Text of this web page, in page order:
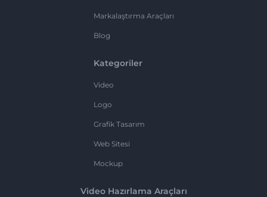
Markalaştırma Araçları
Blog
Kategoriler
Video
Logo
Grafik Tasarım
Web Sitesi
Mockup
Video Hazırlama Araçları